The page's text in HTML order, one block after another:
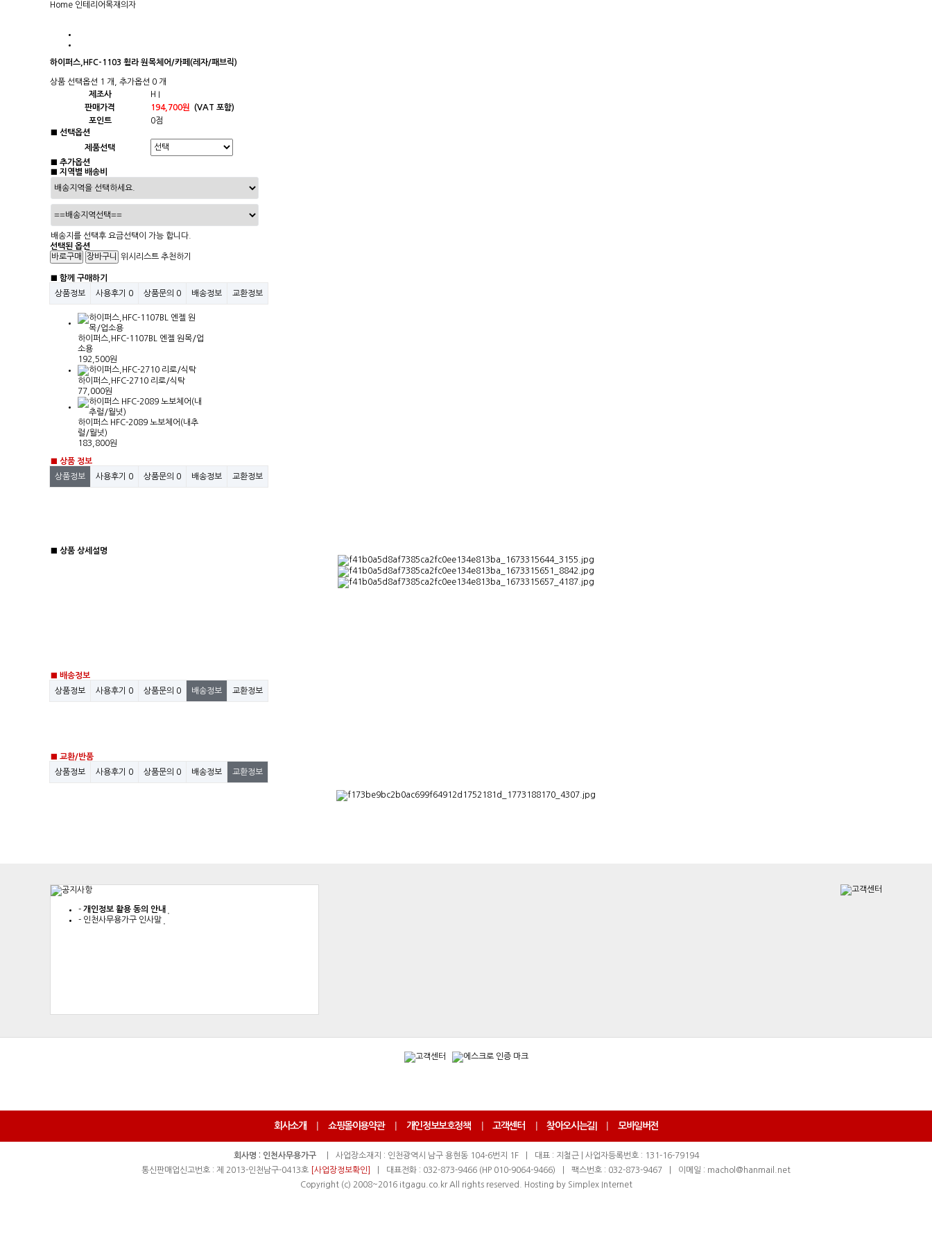
Home 인테리어목재의자
하이퍼스,HFC-1103 휠라 원목체어/카페(레자/패브릭)
상품 선택옵션 1 개, 추가옵션 0 개
제조사
H I
판매가격
194,700원
(VAT 포함)
포인트
0점
■ 선택옵션
제품선택
■ 추가옵션
■ 지역별 배송비
배송지를 선택후 요금선택이 가능 합니다.
선택된 옵션
위시리스트 추천하기
■ 함께 구매하기
상품정보
사용후기 0 상품문의 0 배송정보 교환정보
하이퍼스,HFC-1107BL 엔젤 원목/업
소용
192,500원
하이퍼스,HFC-2710 리로/식탁
77,000원
하이퍼스 HFC-2089 노보체어(내추
럴/월넛)
183,800원
■ 상품 정보
상품정보
사용후기 0 상품문의 0 배송정보 교환정보
■ 상품 상세설명
■ 배송정보
상품정보
사용후기 0 상품문의 0 배송정보 교환정보
■ 교환/반품
상품정보
사용후기 0 상품문의 0 배송정보 교환정보
- 개인정보 활용 동의 안내
- 인천사무용가구 인사말
회사소개 쇼핑몰이용약관 개인정보보호정책 고객센터 찾아오시는길 모바일버전
회사명 : 인천사무용가구 사업장소재지 : 인천광역시 남구 용현동 104-6번지 1F
대표 : 지철근 | 사업자등록번호 : 131-16-79194
통신판매업신고번호 : 제 2013-인천남구-0413호
[사업장정보확인] 대표전화 : 032-873-9466 (HP 010-9064-9466) 팩스번호 : 032-873-9467
이메일 : machol@hanmail.net
Copyright (c) 2008~2016 itgagu.co.kr All rights reserved. Hosting by Simplex Internet